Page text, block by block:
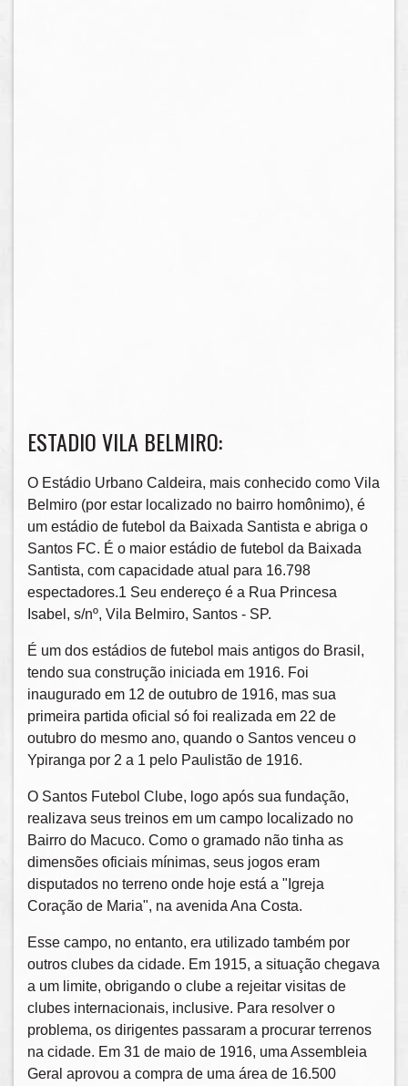
ESTADIO VILA BELMIRO:
O Estádio Urbano Caldeira, mais conhecido como Vila
Belmiro (por estar localizado no bairro homônimo), é
um estádio de futebol da Baixada Santista e abriga o
Santos FC. É o maior estádio de futebol da Baixada
Santista, com capacidade atual para 16.798
espectadores.1 Seu endereço é a Rua Princesa
Isabel, s/nº, Vila Belmiro, Santos - SP.
É um dos estádios de futebol mais antigos do Brasil,
tendo sua construção iniciada em 1916. Foi
inaugurado em 12 de outubro de 1916, mas sua
primeira partida oficial só foi realizada em 22 de
outubro do mesmo ano, quando o Santos venceu o
Ypiranga por 2 a 1 pelo Paulistão de 1916.
O Santos Futebol Clube, logo após sua fundação,
realizava seus treinos em um campo localizado no
Bairro do Macuco. Como o gramado não tinha as
dimensões oficiais mínimas, seus jogos eram
disputados no terreno onde hoje está a "Igreja
Coração de Maria", na avenida Ana Costa.
Esse campo, no entanto, era utilizado também por
outros clubes da cidade. Em 1915, a situação chegava
a um limite, obrigando o clube a rejeitar visitas de
clubes internacionais, inclusive. Para resolver o
problema, os dirigentes passaram a procurar terrenos
na cidade. Em 31 de maio de 1916, uma Assembleia
Geral aprovou a compra de uma área de 16.500